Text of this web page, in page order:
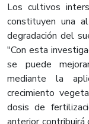
Los cultivos
constituyen una
degradación del
"Con esta
se puede
mediante la
crecimiento
dosis de